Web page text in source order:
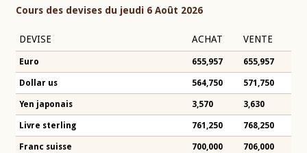
Cours des devises du jeudi 6 Août 2026
DEVISE ACHAT VENTE
Euro 655,957 655,957
Dollar us 564,750 571,750
Yen japonais 3,570 3,630
Livre sterling 761,250 768,250
Franc suisse 700,000 706,000